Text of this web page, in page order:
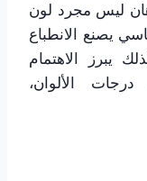
ليس مجرد لون
يصنع الانطباع
يبرز الاهتمام
الألوان،